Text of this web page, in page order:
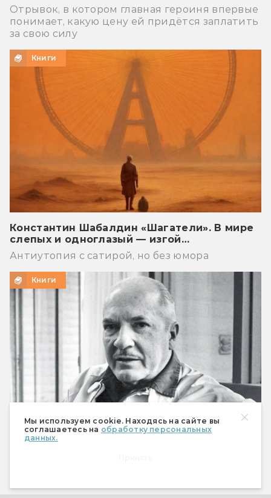
Мы используем cookie. Находясь на сайте вы
соглашаетесь на обработку персональных
данных.
Отрывок, в котором главная героиня впервые
понимает, какую цену ей придётся заплатить
за свою силу
Книги
Константин Шабалдин «Шагатели». В мире
слепых и одноглазый — изгой…
Антиутопия с сатирой, но без юмора
Книги